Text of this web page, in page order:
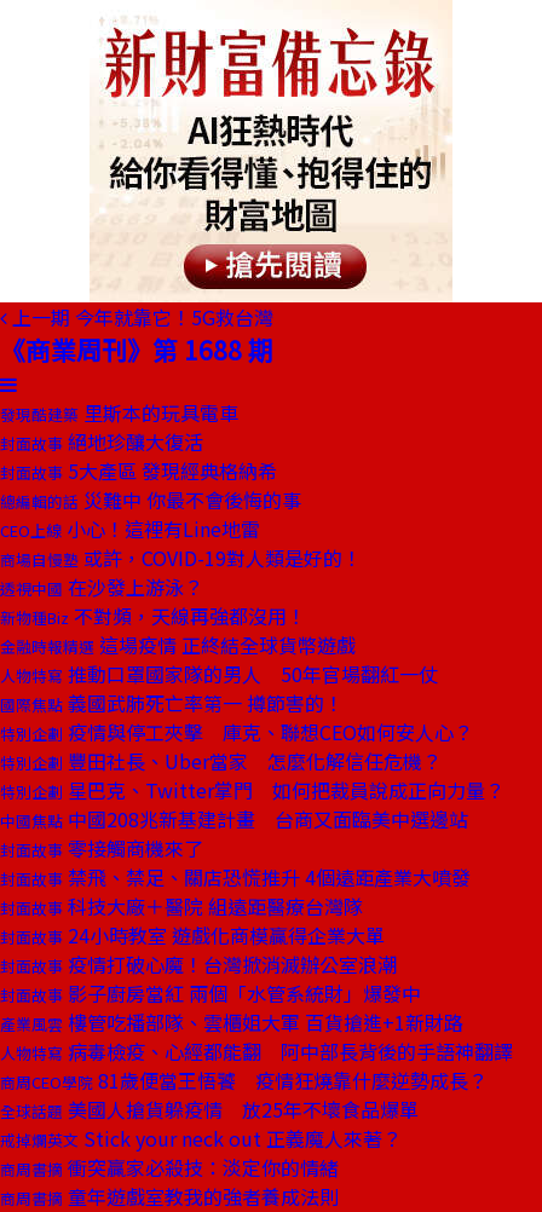
上一期 今年就靠它！5G救台灣
《商業周刊》第 1688 期
發現酷建築 里斯本的玩具電車
封面故事 絕地珍釀大復活
封面故事 5大產區 發現經典格納希
總編輯的話 災難中 你最不會後悔的事
CEO上線 小心！這裡有Line地雷
商場自慢塾 或許，COVID-19對人類是好的！
透視中國 在沙發上游泳？
新物種Biz 不對頻，天線再強都沒用！
金融時報精選 這場疫情 正終結全球貨幣遊戲
人物特寫 推動口罩國家隊的男人 50年官場翻紅一仗
國際焦點 義國武肺死亡率第一 撙節害的！
特別企劃 疫情與停工夾擊 庫克、聯想CEO如何安人心？
特別企劃 豐田社長、Uber當家 怎麼化解信任危機？
特別企劃 星巴克、Twitter掌門 如何把裁員說成正向力量？
中國焦點 中國208兆新基建計畫 台商又面臨美中選邊站
封面故事 零接觸商機來了
封面故事 禁飛、禁足、關店恐慌推升 4個遠距產業大噴發
封面故事 科技大廠＋醫院 組遠距醫療台灣隊
封面故事 24小時教室 遊戲化商模贏得企業大單
封面故事 疫情打破心魔！台灣掀消滅辦公室浪潮
封面故事 影子廚房當紅 兩個「水管系統財」爆發中
產業風雲 樓管吃播部隊、雲櫃姐大軍 百貨搶進+1新財路
人物特寫 病毒檢疫、心經都能翻 阿中部長背後的手語神翻譯
商周CEO學院 81歲便當王悟饕 疫情狂燒靠什麼逆勢成長？
全球話題 美國人搶貨躲疫情 放25年不壞食品爆單
戒掉爛英文 Stick your neck out 正義魔人來著？
商周書摘 衝突贏家必殺技：淡定你的情緒
商周書摘 童年遊戲室教我的強者養成法則